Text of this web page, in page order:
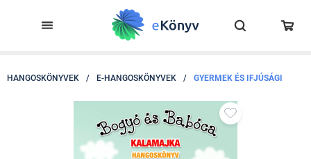
HANGOSKÖNYVEK / E-HANGOSKÖNYVEK / GYERMEK ÉS IFJÚSÁGI